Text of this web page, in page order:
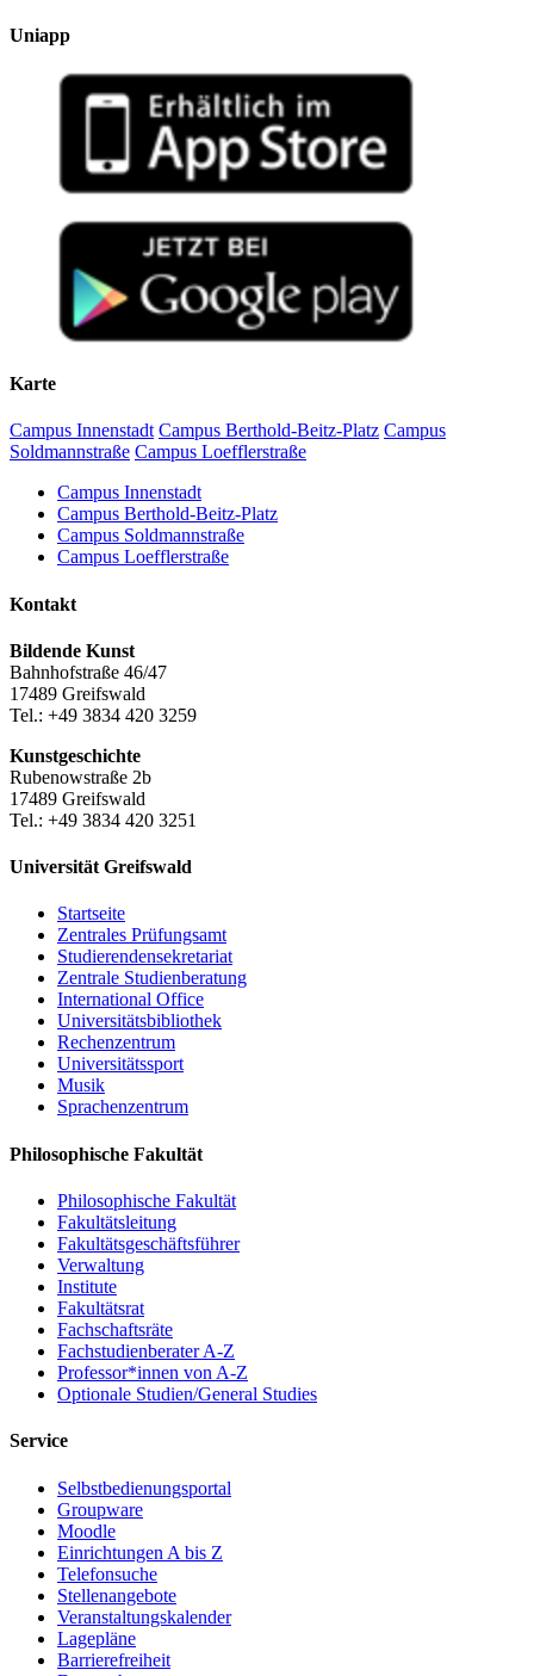
Uniapp
Karte
Campus Innenstadt Campus Berthold-Beitz-Platz Campus
Soldmannstraße Campus Loefflerstraße
Campus Innenstadt
Campus Berthold-Beitz-Platz
Campus Soldmannstraße
Campus Loefflerstraße
Kontakt
Bildende Kunst
Bahnhofstraße 46/47
17489 Greifswald
Tel.: +49 3834 420 3259
Kunstgeschichte
Rubenowstraße 2b
17489 Greifswald
Tel.: +49 3834 420 3251
Universität Greifswald
Startseite
Zentrales Prüfungsamt
Studierendensekretariat
Zentrale Studienberatung
International Office
Universitätsbibliothek
Rechenzentrum
Universitätssport
Musik
Sprachenzentrum
Philosophische Fakultät
Philosophische Fakultät
Fakultätsleitung
Fakultätsgeschäftsführer
Verwaltung
Institute
Fakultätsrat
Fachschaftsräte
Fachstudienberater A-Z
Professor*innen von A-Z
Optionale Studien/General Studies
Service
Selbstbedienungsportal
Groupware
Moodle
Einrichtungen A bis Z
Telefonsuche
Stellenangebote
Veranstaltungskalender
Lagepläne
Barrierefreiheit